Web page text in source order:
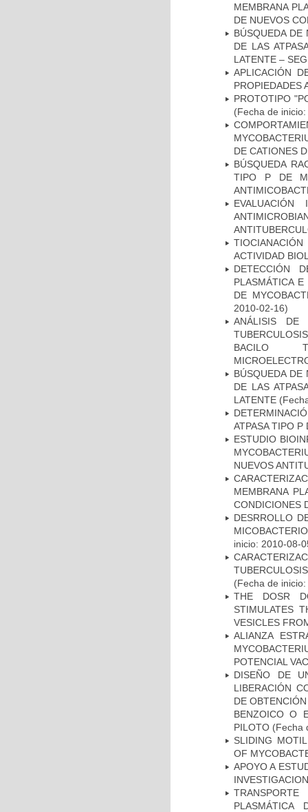
MEMBRANA
DE NUEVOS
BÚSQUEDA DE
DE LAS
LATENTE –
APLICACIÓN
PROPIEDADES
PROTOTIPO
(Fecha de
DE CATIONES
BÚSQUEDA
TIPO P DE
ACTIVIDAD
DETECCIÓN
PLASMÁTICA
DE
2010-02-16)
ANÁLISIS DE
BACILO
BÚSQUEDA DE
DE LAS
LATENTE
ATPASA TIPO
ESTUDIO
NUEVOS
MEMBRANA
CONDICIONES
DESRROLLO
inicio: 2010-08-
(Fecha de
THE DOSR
STIMULATES
VESICLES
ALIANZA
POTENCIAL
DISEÑO DE
LIBERACIÓN
DE
BENZOICO O
PILOTO (Fecha
SLIDING
OF
APOYO A
PLASMÁTICA